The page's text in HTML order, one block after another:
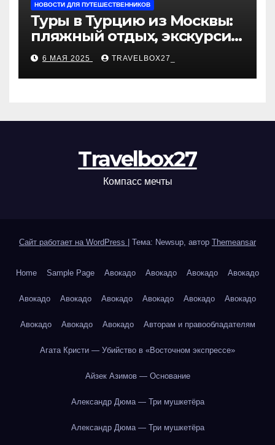
НОВОСТИ ДЛЯ ПУТЕШЕСТВЕННИКОВ
Туры в Турцию из Москвы:
пляжный отдых, экскурсии
и лучшие курорты
6 МАЯ 2025 TRAVELBOX27_
Travelbox27
Компасс мечты
Сайт работает на WordPress Тема: Newsup, автор Themeansar
Home Sample Page Авокадо Авокадо Авокадо Авокадо
Авокадо Авокадо Авокадо Авокадо Авокадо Авокадо
Авокадо Авокадо Авокадо Авторам и правообладателям
Агата Кристи — Убийство в «Восточном экспрессе»
Айзек Азимов — Основание
Александр Дюма — Три мушкетёра
Александр Дюма — Три мушкетёра